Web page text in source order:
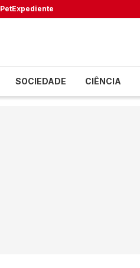
PetExpediente
SOCIEDADE CIÊNCIA